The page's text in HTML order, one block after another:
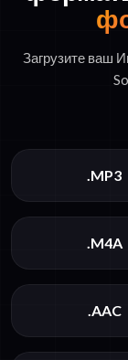
Загрузите ваш
.MP3
.M4A
.AAC